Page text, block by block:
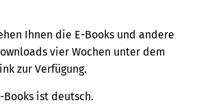
Ihnen die E-Books und andere
vier Wochen unter dem
zur Verfügung.
Books ist deutsch.